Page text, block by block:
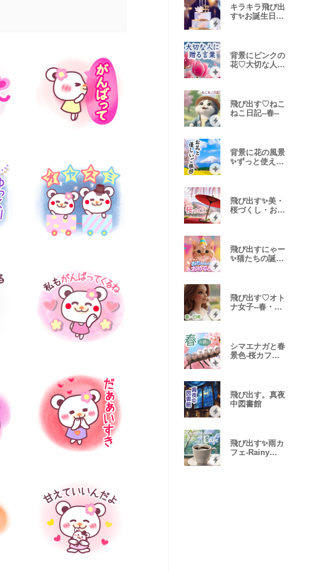
キラキラ飛び出
す✨お誕生日セ
背景にピンクの
花♡大切な人に
飛び出す♡ねこ
ねこ日記--春--
背景に花の風景
✨ずっと使える
飛び出す✨美・
桜づくし・お花
飛び出すにゃー
✨猫たちの誕生
飛び出す♡オト
ナ女子--春・日
シマエナガと春
景色-桜カフェ
飛び出す。真夜
中図書館
飛び出す✨雨カ
フェ-Rainy